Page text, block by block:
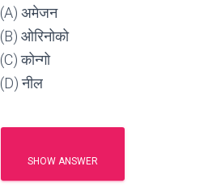
(A) अमेजन
(B) ओरिनोको
(C) कोन्गो
(D) नील
SHOW ANSWER